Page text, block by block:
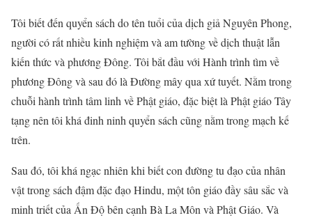
Tôi biết đến quyển sách do tên tuổi của dịch giả Nguyên Phong,
người có rất nhiều kinh nghiệm và am tường về dịch thuật lẫn
kiến thức và phương Đông. Tôi bắt đầu với Hành trình tìm về
phương Đông và sau đó là Đường mây qua xứ tuyết. Nằm trong
chuỗi hành trình tâm linh về Phật giáo, đặc biệt là Phật giáo Tây
tạng nên tôi khá đinh ninh quyển sách cũng nằm trong mạch kế
trên.
Sau đó, tôi khá ngạc nhiên khi biết con đường tu đạo của nhân
vật trong sách đậm đặc đạo Hindu, một tôn giáo đầy sâu sắc và
minh triết của Ấn Độ bên cạnh Bà La Môn và Phật Giáo. Và